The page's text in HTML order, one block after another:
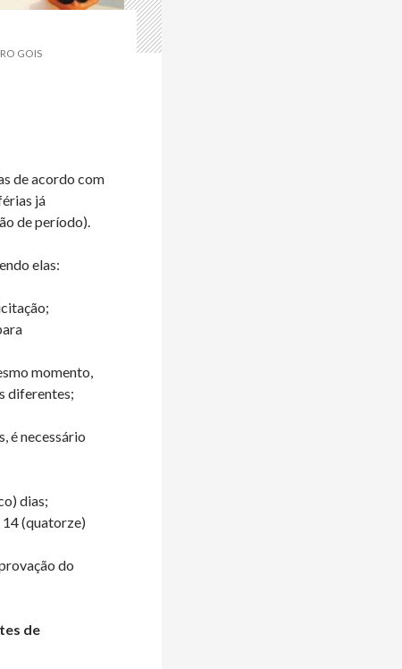
GOIS
de acordo com
já
de período).
elas:
momento,
diferentes;
é necessário
dias;
(quatorze)
do
de